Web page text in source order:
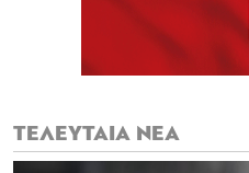
ΤΕΛΕΥΤΑΙΑ ΝΕΑ